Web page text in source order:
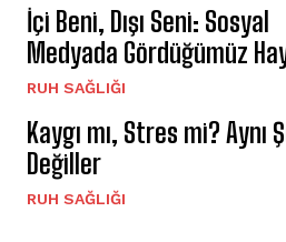
İçi Beni, Dışı Seni: Sosyal
Medyada Gördüğümüz
⁠RUH SAĞLIĞI
Kaygı mı, Stres mi? Aynı
Değiller
⁠RUH SAĞLIĞI